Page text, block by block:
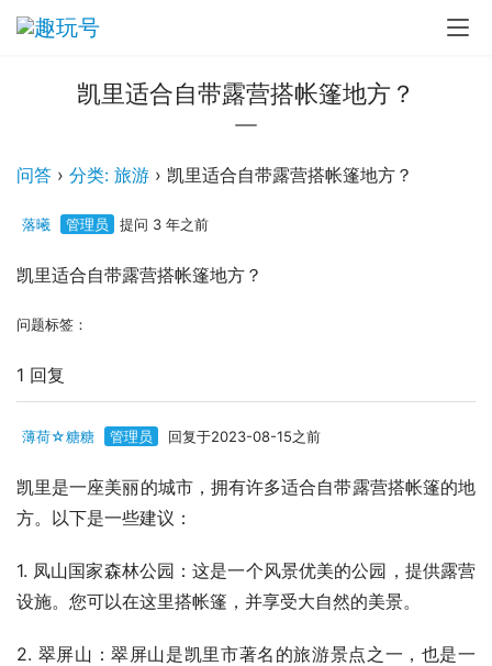
凯里适合自带露营搭帐篷地方？
问答 › 分类: 旅游 › 凯里适合自带露营搭帐篷地方？
落曦 管理员 提问 3 年之前
凯里适合自带露营搭帐篷地方？
问题标签：
1 回复
薄荷☆糖糖 管理员 回复于2023-08-15之前
凯里是一座美丽的城市，拥有许多适合自带露营搭帐篷的地
方。以下是一些建议：
1. 凤山国家森林公园：这是一个风景优美的公园，提供露营
设施。您可以在这里搭帐篷，并享受大自然的美景。
2. 翠屏山：翠屏山是凯里市著名的旅游景点之一，也是一